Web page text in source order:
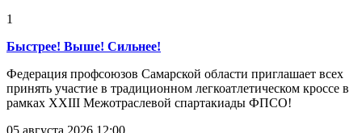
1
Быстрее! Выше! Сильнее!
Федерация профсоюзов Самарской области приглашает всех
принять участие в традиционном легкоатлетическом кроссе в
рамках XXIII Межотраслевой спартакиады ФПСО!